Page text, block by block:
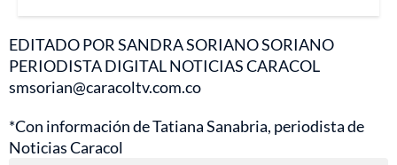
EDITADO POR SANDRA SORIANO SORIANO
PERIODISTA DIGITAL NOTICIAS CARACOL
smsorian@caracoltv.com.co
*Con información de Tatiana Sanabria, periodista de
Noticias Caracol